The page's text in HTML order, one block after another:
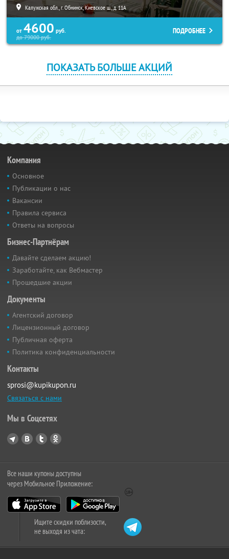
Калужская обл., г. Обнинск, Киевское ш., д. 11А
от 4600 руб.
до79000руб.
ПОДРОБНЕЕ
ПОКАЗАТЬ БОЛЬШЕ АКЦИЙ
Компания
Основное
Публикации о нас
Вакансии
Правила сервиса
Ответы на вопросы
Бизнес-Партнёрам
Давайте сделаем акцию!
Заработайте, как Вебмастер
Прошедшие акции
Документы
Агентский договор
Лицензионный договор
Публичная оферта
Политика конфиденциальности
Контакты
sprosi@kupikupon.ru
Связаться с нами
Мы в Соцсетях
Все наши купоны доступны
через Мобильное Приложение:
Ищите скидки поблизости,
не выходя из чата: